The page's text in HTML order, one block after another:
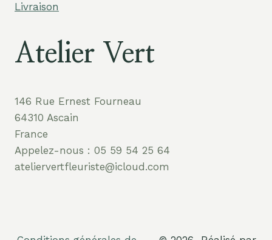
Livraison
Atelier Vert
146 Rue Ernest Fourneau
64310 Ascain
France
Appelez-nous : 05 59 54 25 64
ateliervertfleuriste@icloud.com